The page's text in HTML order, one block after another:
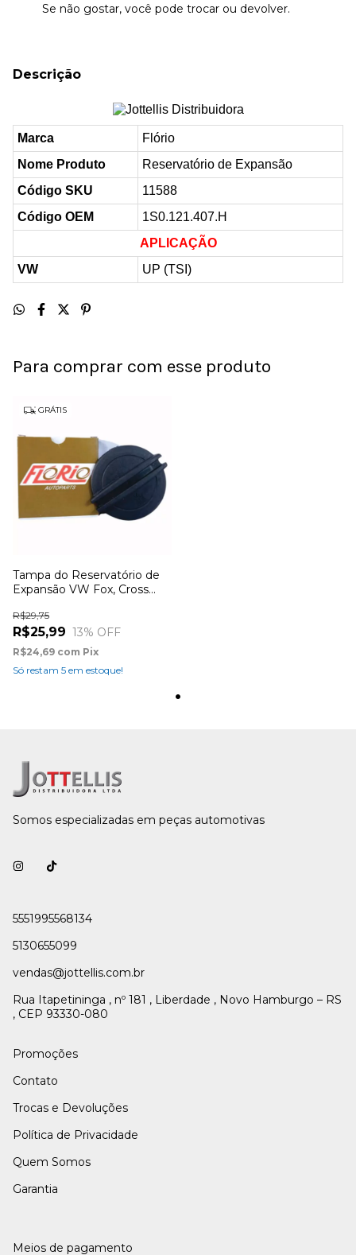
Se não gostar, você pode trocar ou devolver.
Descrição
Marca
Flório
Nome Produto
Reservatório de Expansão
Código SKU
11588
Código OEM
1S0.121.407.H
APLICAÇÃO
VW
UP (TSI)
Para comprar com esse produto
GRÁTIS
Tampa do Reservatório de
Expansão VW Fox, Cross
AR, Kombi 2000 (1.4), UP
2014 (1.0 / 12v), Golf 2014 (1.4
TSI)
R$25,99
R$29,75
13% OFF
R$24,69 com Pix
Só restam 5 em estoque!
Somos especializadas em peças automotivas
5551995568134
5130655099
vendas@jottellis.com.br
Rua Itapetininga , nº 181 , Liberdade , Novo Hamburgo – RS
, CEP 93330-080
Promoções
Contato
Trocas e Devoluções
Política de Privacidade
Quem Somos
Garantia
Meios de pagamento